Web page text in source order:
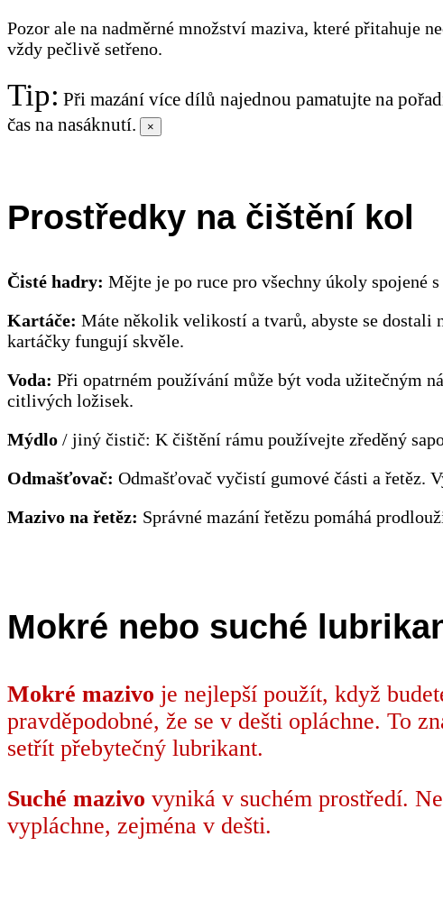
Pozor ale na nadměrné množství maziva, které přitahuje
vždy pečlivě setřeno.
Tip: Při mazání více dílů najednou pamatujte na
čas na nasáknutí.
×
Prostředky na čištění kol
Čisté hadry: Mějte je po ruce pro všechny úkoly spojené
Kartáče: Máte několik velikostí a tvarů, abyste se dostali
kartáčky fungují skvěle.
Voda: Při opatrném používání může být voda užitečným
citlivých ložisek.
Mýdlo / jiný čistič: K čištění rámu používejte zředěný
Odmašťovač: Odmašťovač vyčistí gumové části a řetěz.
Mazivo na řetěz: Správné mazání řetězu pomáhá
Mokré nebo suché
Mokré mazivo je nejlepší použít, když
pravděpodobné, že se v dešti opláchne. To
setřít přebytečný lubrikant.
Suché mazivo vyniká v suchém prostředí.
vypláchne, zejména v dešti.